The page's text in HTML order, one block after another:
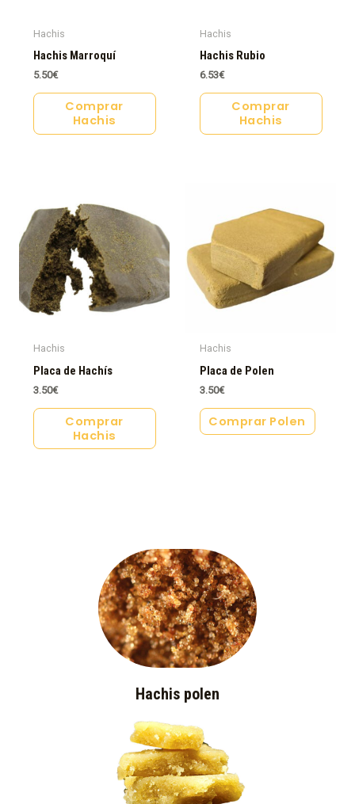
Hachis
Hachis Marroquí
5.50€
Comprar
Hachis
Hachis
Hachis Rubio
6.53€
Comprar
Hachis
Hachis
Placa de Hachís
3.50€
Comprar
Hachis
Hachis
Placa de Polen
3.50€
Comprar Polen
Hachis polen